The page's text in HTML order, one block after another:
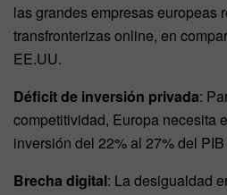
las grandes empresas europeas
transfronterizas online, en
EE.UU.
Déficit de inversión privada:
competitividad, Europa necesita
inversión del 22% al 27% del
Brecha digital: La desigualdad